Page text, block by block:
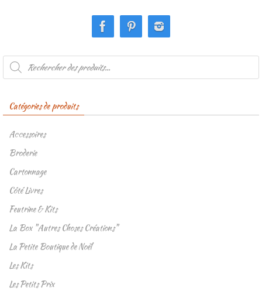
Recherche
produits
Catégories de produits
Accessoires
Broderie
Cartonnage
Côté Livres
Feutrine & Kits
La Box "Autres Choses Créations"
La Petite Boutique de Noël
Les Kits
Les Petits Prix